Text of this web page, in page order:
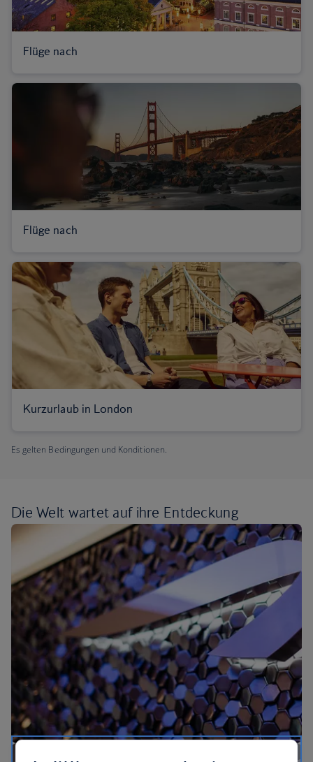
Flüge nach
Flüge nach
Kurzurlaub in London
Es gelten Bedingungen und Konditionen.
Die Welt wartet auf ihre Entdeckung